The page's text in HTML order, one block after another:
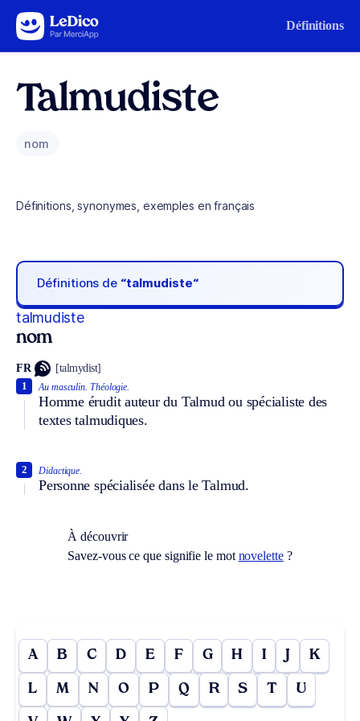
Aller au contenu Définitions
Talmudiste
nom
Définitions, synonymes, exemples en français
Définitions de “talmudiste“
talmudiste
nom
FR [talmydist]
Au masculin. Théologie.
Homme érudit auteur du Talmud ou spécialiste des
textes talmudiques.
1
Didactique.
Personne spécialisée dans le Talmud.
2
À découvrir
Savez-vous ce que signifie le mot novelette?
A B C D E F G H I J K
L M N O P Q R S T U